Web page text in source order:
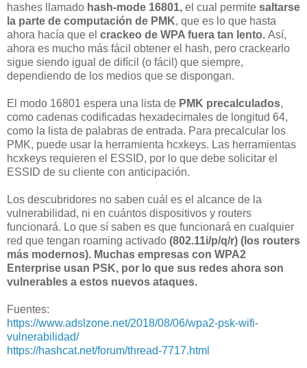
hashes llamado hash-mode 16801, el cual permite saltarse
la parte de computación de PMK, que es lo que hasta
ahora hacía que el crackeo de WPA fuera tan lento. Así,
ahora es mucho más fácil obtener el hash, pero crackearlo
sigue siendo igual de difícil (o fácil) que siempre,
dependiendo de los medios que se dispongan.
El modo 16801 espera una lista de PMK precalculados,
como cadenas codificadas hexadecimales de longitud 64,
como la lista de palabras de entrada. Para precalcular los
PMK, puede usar la herramienta hcxkeys. Las herramientas
hcxkeys requieren el ESSID, por lo que debe solicitar el
ESSID de su cliente con anticipación.
Los descubridores no saben cuál es el alcance de la
vulnerabilidad, ni en cuántos dispositivos y routers
funcionará. Lo que sí saben es que funcionará en cualquier
red que tengan roaming activado (802.11i/p/q/r) (los routers
más modernos). Muchas empresas con WPA2
Enterprise usan PSK, por lo que sus redes ahora son
vulnerables a estos nuevos ataques.
Fuentes:
https://www.adslzone.net/2018/08/06/wpa2-psk-wifi-
vulnerabilidad/
https://hashcat.net/forum/thread-7717.html